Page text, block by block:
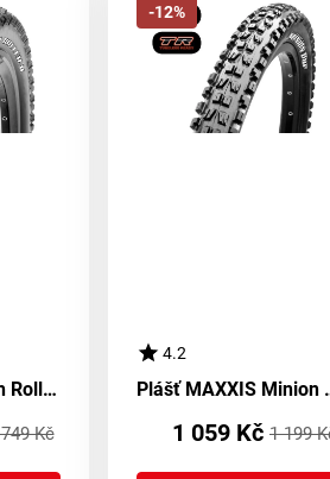
Plášť Maxxis High Roller II Kevlar EXO TR
Kč
-12%
4.2
Plášť
1 059 Kč 1 199